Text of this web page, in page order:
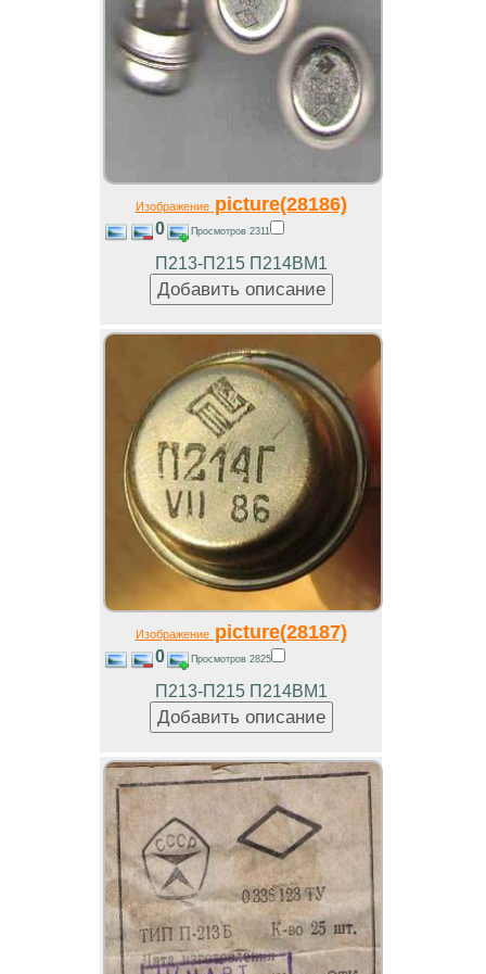
Изображениеpicture(28186)
0 Просмотров 2311
П213-П215 П214ВМ1
Изображениеpicture(28187)
0 Просмотров 2825
П213-П215 П214ВМ1